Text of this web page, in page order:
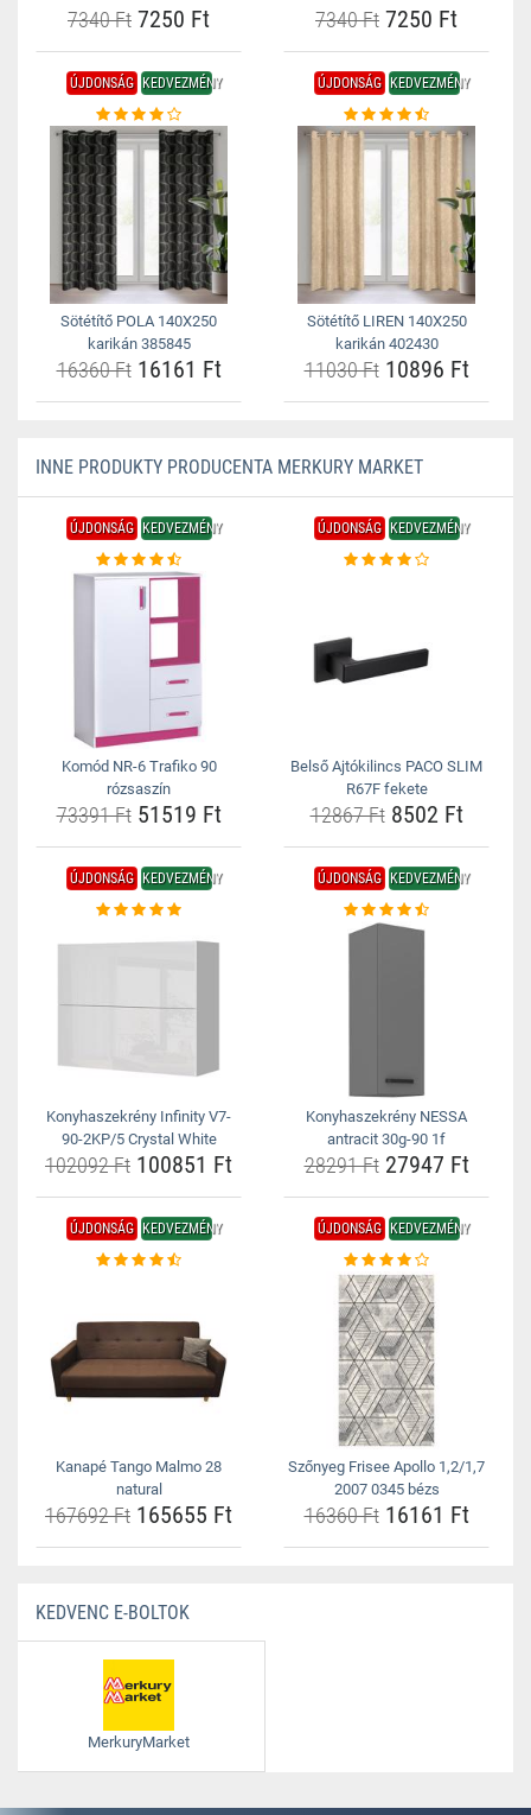
7340 Ft 7250 Ft 7340 Ft 7250 Ft
ÚJDONSÁG KEDVEZMÉNY
Sötétítő POLA 140X250
karikán 385845
16360 Ft16161 Ft
ÚJDONSÁG KEDVEZMÉNY
Sötétítő LIREN 140X250
karikán 402430
11030 Ft10896 Ft
INNE PRODUKTY PRODUCENTA MERKURY MARKET
ÚJDONSÁG KEDVEZMÉNY
Komód NR-6 Trafiko 90
rózsaszín
73391 Ft51519 Ft
ÚJDONSÁG KEDVEZMÉNY
Belső Ajtókilincs PACO SLIM
R67F fekete
12867 Ft8502 Ft
ÚJDONSÁG KEDVEZMÉNY
Konyhaszekrény Infinity V7-
90-2KP/5 Crystal White
102092 Ft 100851 Ft
ÚJDONSÁG KEDVEZMÉNY
Konyhaszekrény NESSA
antracit 30g-90 1f
28291 Ft27947 Ft
ÚJDONSÁG KEDVEZMÉNY
Kanapé Tango Malmo 28
natural
167692 Ft 165655 Ft
ÚJDONSÁG KEDVEZMÉNY
Szőnyeg Frisee Apollo 1,2/1,7
2007 0345 bézs
16360 Ft16161 Ft
KEDVENC E-BOLTOK
MerkuryMarket